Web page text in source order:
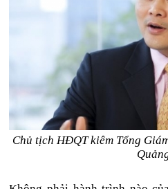
Chủ tịch HĐQT kiêm Tổng